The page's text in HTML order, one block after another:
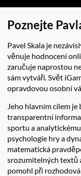
Poznejte
Pavel Skala je
věnuje hodnocení
zaručuje naprostou
sám vytváří. Svět
opravdovou osobní
Jeho hlavním cílem
transparentní
sportu a
psychologie hry a
matematická
srozumitelných textů
pomohl při